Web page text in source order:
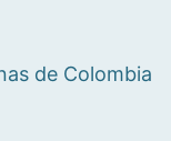
de Colombia